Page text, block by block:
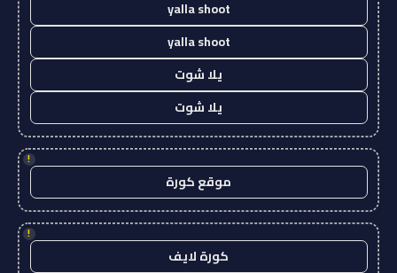
yalla shoot
yalla shoot
يلا شوت
يلا شوت
!
موقع كورة
!
كورة لايف